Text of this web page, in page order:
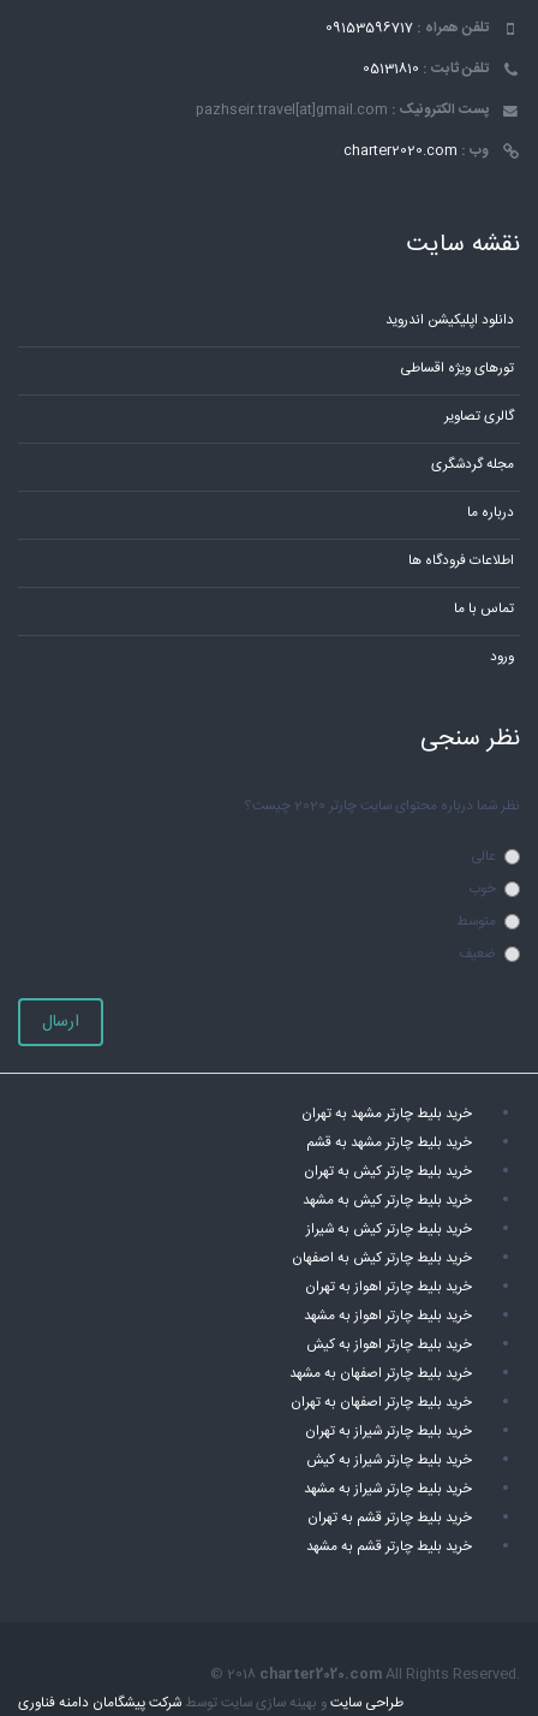
تلفن همراه : 09153596717
تلفن ثابت : 05131810
پست الکترونیک : pazhseir.travel[at]gmail.com
وب : charter2020.com
نقشه سایت
دانلود اپلیکیشن اندروید
تورهای ویژه اقساطی
گالری تصاویر
مجله گردشگری
درباره ما
اطلاعات فرودگاه ها
تماس با ما
ورود
نظر سنجی
نظر شما درباره محتوای سایت چارتر 2020 چیست؟
عالی
خوب
متوسط
ضعیف
ارسال
خرید بلیط چارتر مشهد به تهران
خرید بلیط چارتر مشهد به قشم
خرید بلیط چارتر کیش به تهران
خرید بلیط چارتر کیش به مشهد
خرید بلیط چارتر کیش به شیراز
خرید بلیط چارتر کیش به اصفهان
خرید بلیط چارتر اهواز به تهران
خرید بلیط چارتر اهواز به مشهد
خرید بلیط چارتر اهواز به کیش
خرید بلیط چارتر اصفهان به مشهد
خرید بلیط چارتر اصفهان به تهران
خرید بلیط چارتر شیراز به تهران
خرید بلیط چارتر شیراز به کیش
خرید بلیط چارتر شیراز به مشهد
خرید بلیط چارتر قشم به تهران
خرید بلیط چارتر قشم به مشهد
© 2018 charter2020.comAll Rights Reserved.
طراحی سایتو بهینه سازی سایت توسط شرکت پیشگامان دامنه فناوری